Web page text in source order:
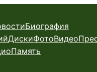
Биография
ДискиФотоВидео
Память